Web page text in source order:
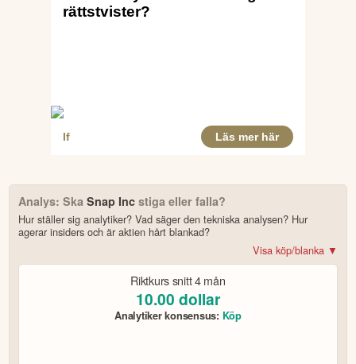
Analys: Ska Snap Incstiga eller falla?
Hur ställer sig analytiker? Vad säger den tekniska analysen? Hur
agerar insiders och är aktien hårt blankad?
Bonus: Få upp till 500 USD i tillgångar när du öppnar konto –se
erbjudandet!
Visa köp/blanka ▼
Riktkurs snitt4 mån
10.00 dollar
Analytiker konsensus: Köp